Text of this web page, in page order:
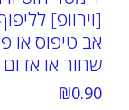
[וירוופ]
אב טיפוס או
שחור או אדום
₪0.90